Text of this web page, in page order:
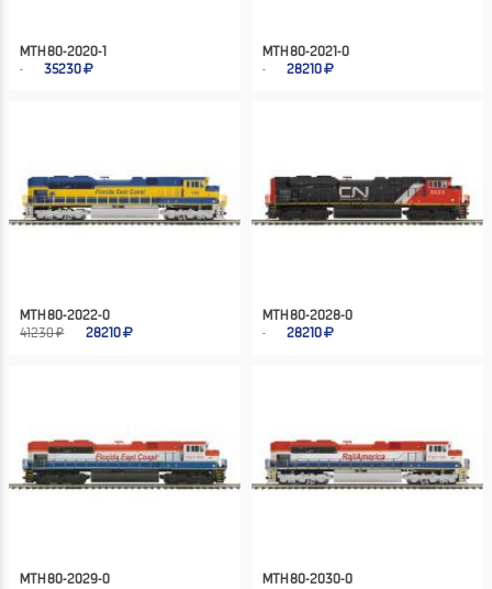
MTH 80-2020-1
35230
MTH 80-2021-0
28210
MTH 80-2022-0
41230 ₽
28210
MTH 80-2028-0
28210
MTH 80-2029-0
MTH 80-2030-0